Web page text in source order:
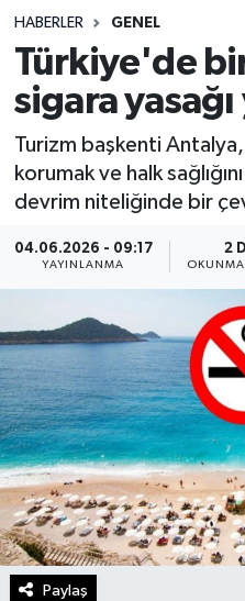
HABERLER GENEL
Türkiye'de
sigara yasağı
Turizm başkenti
korumak ve halk
devrim niteliğinde bir
04.06.2026 - 09:17
YAYINLANMA
2
OKUNMA
Paylaş
Spor
Teknoloji
Yaşam